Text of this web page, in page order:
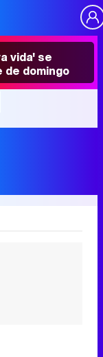
vida' se
domingo